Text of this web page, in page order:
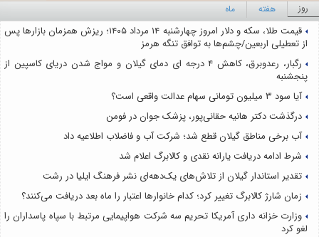
روز هفته ماه
قیمت طلا، سکه و دلار امروز چهارشنبه ۱۴ مرداد ۱۴۰۵؛ ریزش همزمان بازارها پس
از تعطیلی اربعین/چشم‌ها به توافق تنگه هرمز
رگبار، رعدوبرق، کاهش ۴ درجه ای دمای گیلان و مواج شدن دریای کاسپین از
پنجشنبه
آیا سود ۳ میلیون تومانی سهام عدالت واقعی است؟
درگذشت دکتر هانیه حقانی‌پور، پزشک جوان در فومن
آب برخی مناطق گیلان قطع شد؛ شرکت آب و فاضلاب اطلاعیه داد
شرط ادامه دریافت یارانه نقدی و کالابرگ اعلام شد
تقدیر استاندار گیلان از تلاش‌های یک‌دهه‌ای نشر فرهنگ ایلیا در رشت
زمان شارژ کالابرگ تغییر کرد؛ کدام خانوارها اعتبار را ماه بعد دریافت می‌کنند؟
وزارت خزانه داری آمریکا تحریم سه شرکت هواپیمایی مرتبط با سپاه پاسداران را
لغو کرد